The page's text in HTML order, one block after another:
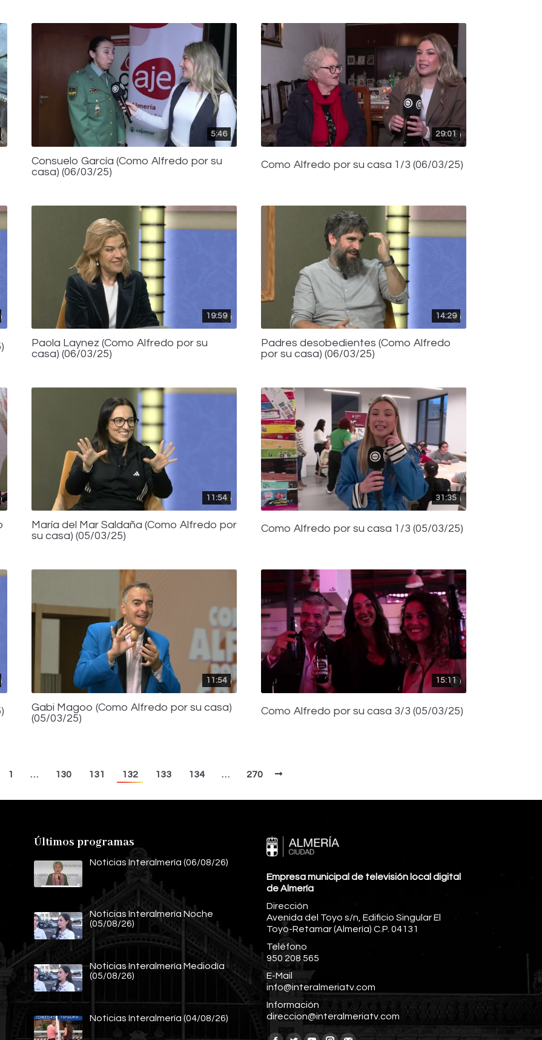
5:46
Consuelo García (Como Alfredo por su
casa) (06/03/25)
29:01
Como Alfredo por su casa 1/3 (06/03/25)
19:59
Paola Laynez (Como Alfredo por su
casa) (06/03/25)
14:29
Padres desobedientes (Como Alfredo
por su casa) (06/03/25)
11:54
María del Mar Saldaña (Como Alfredo por
su casa) (05/03/25)
31:35
Como Alfredo por su casa 1/3 (05/03/25)
11:54
Gabi Magoo (Como Alfredo por su casa)
(05/03/25)
15:11
Como Alfredo por su casa 3/3 (05/03/25)
1 … 130 131 132 133 134 … 270
Últimos programas
Noticias Interalmería (06/08/26)
Noticias Interalmería Noche
(05/08/26)
Noticias Interalmería Mediodía
(05/08/26)
Noticias Interalmería (04/08/26)
Empresa municipal de televisión local digital
de Almería
Dirección
Avenida del Toyo s/n, Edificio Singular El
Toyo-Retamar (Almería) C.P. 04131
Teléfono
950 208 565
E-Mail
info@interalmeriatv.com
Información
direccion@interalmeriatv.com
Encuéntranos en: